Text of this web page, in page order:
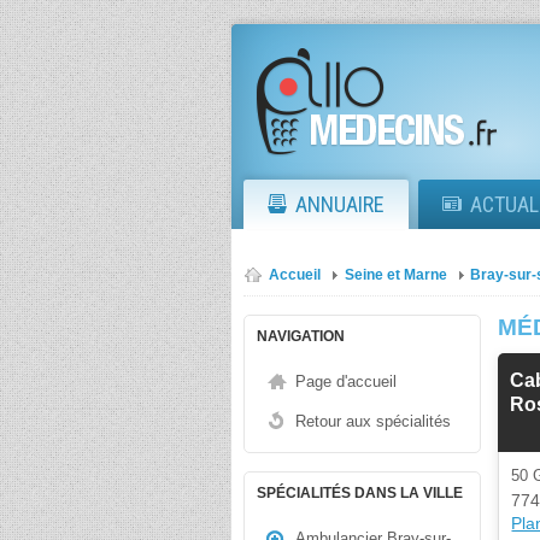
ANNUAIRE
Accueil Seine et Marne Bray-sur-
NAVIGATION
Page d'accueil
Retour aux spécialités
SPÉCIALITÉS DANS LA VILLE
50